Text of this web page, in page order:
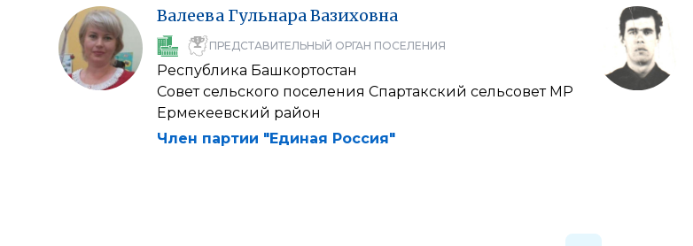
Валеева ГульнараВазиховна
ПРЕДСТАВИТЕЛЬНЫЙ ОРГАН ПОСЕЛЕНИЯ
Республика Башкортостан
Совет сельского поселения Спартакский сельсовет МР
Ермекеевский район
Член партии "Единая Россия"